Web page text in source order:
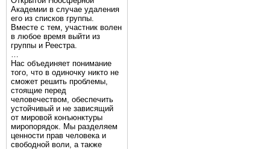
Академии в случае удаления
его из списков группы.
Вместе с тем, участник волен
в любое время выйти из
группы и Реестра.
…
Нас объединяет понимание
того, что в одиночку никто не
сможет решить проблемы,
стоящие перед
человечеством, обеспечить
устойчивый и не зависящий
от мировой конъюнктуры
миропорядок. Мы разделяем
ценности прав человека и
свободной воли, а также